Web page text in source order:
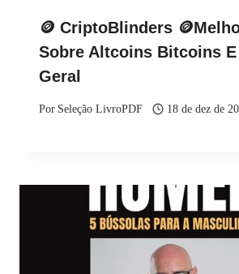
🪙 CriptoBlinders
Sobre Altcoins Bitcoins
Geral
Por Seleção LivroPDF 18 de dez de